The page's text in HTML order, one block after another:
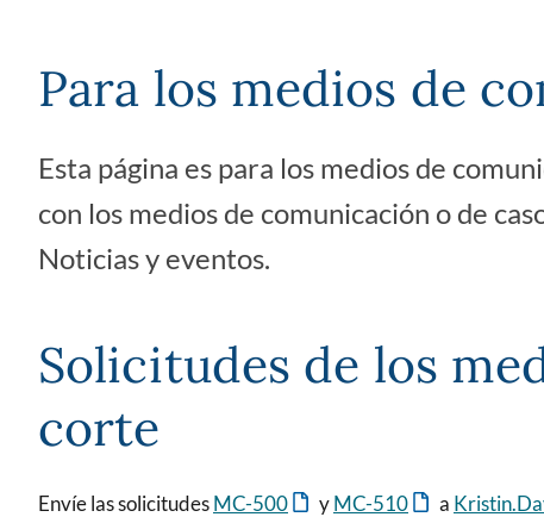
Para los medios de
Esta página es para los medios de
con los medios de comunicación o de
Noticias y eventos.
Solicitudes de los
corte
Envíe las solicitudesMC-500 yMC-510 a